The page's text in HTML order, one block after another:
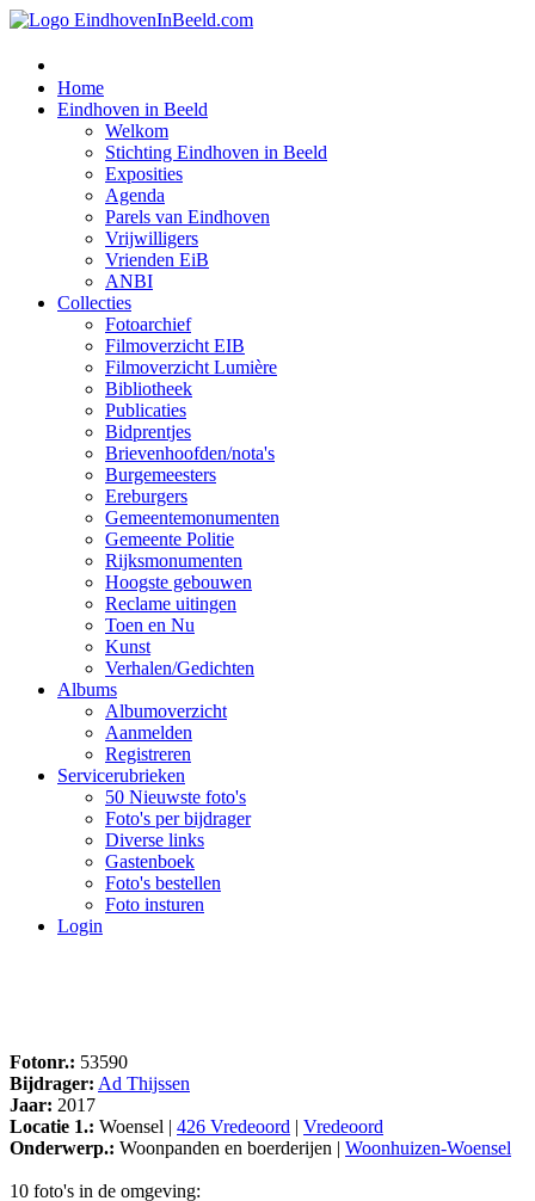
Home
Eindhoven in Beeld
Welkom
Stichting Eindhoven in Beeld
Exposities
Agenda
Parels van Eindhoven
Vrijwilligers
Vrienden EiB
ANBI
Collecties
Fotoarchief
Filmoverzicht EIB
Filmoverzicht Lumière
Bibliotheek
Publicaties
Bidprentjes
Brievenhoofden/nota's
Burgemeesters
Ereburgers
Gemeentemonumenten
Gemeente Politie
Rijksmonumenten
Hoogste gebouwen
Reclame uitingen
Toen en Nu
Kunst
Verhalen/Gedichten
Albums
Albumoverzicht
Aanmelden
Registreren
Servicerubrieken
50 Nieuwste foto's
Foto's per bijdrager
Diverse links
Gastenboek
Foto's bestellen
Foto insturen
Login
Fotonr.: 53590
Bijdrager: Ad Thijssen
Jaar: 2017
Locatie 1.: Woensel | 426 Vredeoord | Vredeoord
Onderwerp.: Woonpanden en boerderijen | Woonhuizen-Woensel
10 foto's in de omgeving: